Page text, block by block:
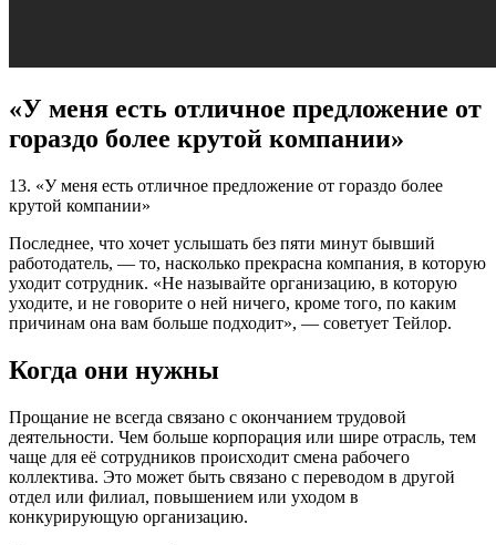
«У меня есть отличное предложение от
гораздо более крутой компании»
13. «У меня есть отличное предложение от гораздо более
крутой компании»
Последнее, что хочет услышать без пяти минут бывший
работодатель, — то, насколько прекрасна компания, в которую
уходит сотрудник. «Не называйте организацию, в которую
уходите, и не говорите о ней ничего, кроме того, по каким
причинам она вам больше подходит», — советует Тейлор.
Когда они нужны
Прощание не всегда связано с окончанием трудовой
деятельности. Чем больше корпорация или шире отрасль, тем
чаще для её сотрудников происходит смена рабочего
коллектива. Это может быть связано с переводом в другой
отдел или филиал, повышением или уходом в
конкурирующую организацию.